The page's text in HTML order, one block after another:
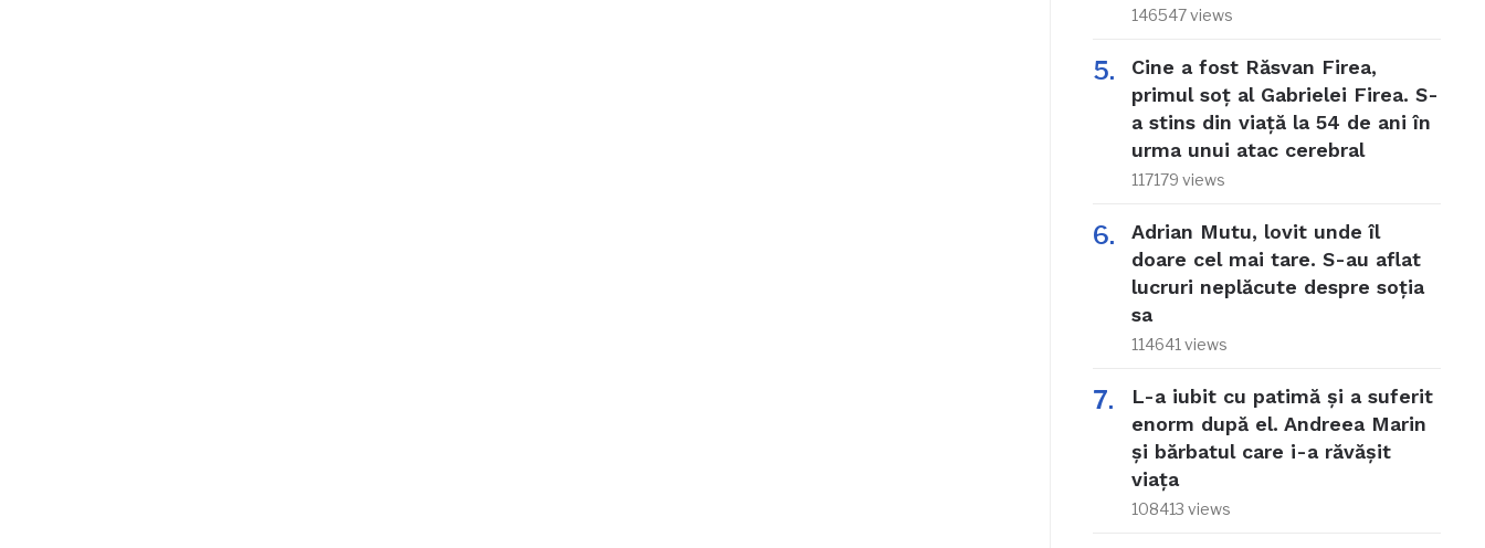
146547 views
Cine a fost Răsvan Firea,
primul soț al Gabrielei Firea. S-
a stins din viață la 54 de ani în
urma unui atac cerebral
117179 views
Adrian Mutu, lovit unde îl
doare cel mai tare. S-au aflat
lucruri neplăcute despre soția
sa
114641 views
L-a iubit cu patimă și a suferit
enorm după el. Andreea Marin
și bărbatul care i-a răvășit
viața
108413 views